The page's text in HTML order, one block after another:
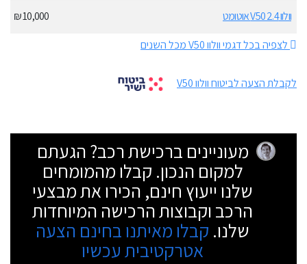
וולוו V50 2.4 אוטומט
10,000 ₪
לצפיה בכל דגמי וולוו V50 מכל השנים
לקבלת הצעה לביטוח וולוו V50
מעוניינים ברכישת רכב? הגעתם
למקום הנכון. קבלו מהמומחים
שלנו ייעוץ חינם, הכירו את מבצעי
הרכב וקבוצות הרכישה המיוחדות
שלנו. קבלו מאיתנו בחינם הצעה
אטרקטיבית עכשיו